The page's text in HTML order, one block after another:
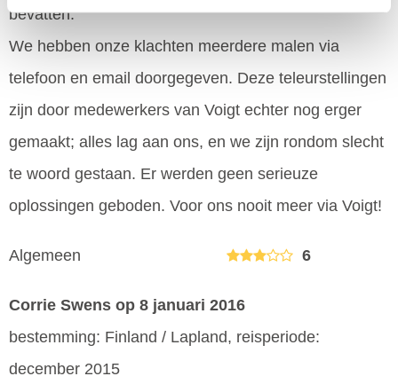
bevatten.
We hebben onze klachten meerdere malen via
telefoon en email doorgegeven. Deze teleurstellingen
zijn door medewerkers van Voigt echter nog erger
gemaakt; alles lag aan ons, en we zijn rondom slecht
te woord gestaan. Er werden geen serieuze
oplossingen geboden. Voor ons nooit meer via Voigt!
Algemeen 6
Corrie Swens op 8 januari 2016
bestemming: Finland / Lapland, reisperiode:
december 2015